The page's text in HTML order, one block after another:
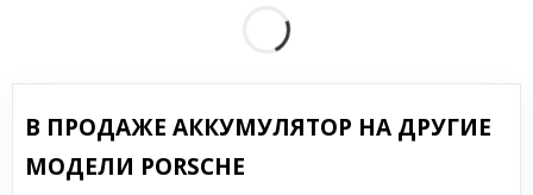
В ПРОДАЖЕ АККУМУЛЯТОР НА ДРУГИЕ
МОДЕЛИ PORSCHE